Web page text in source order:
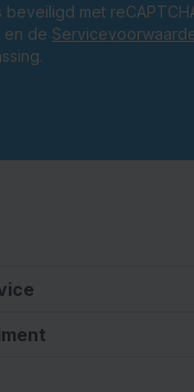
beveiligd met
en de